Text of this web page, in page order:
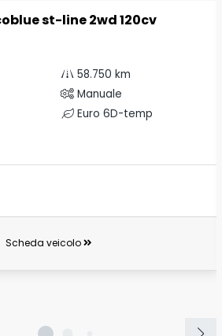
st-line 2wd 120cv
58.750 km
Manuale
Euro 6D-temp
Scheda veicolo